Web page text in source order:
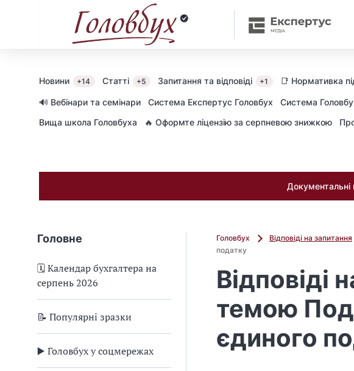
Новини +14 Статті +5 Запитання та відповіді +1 📑 Нормативка
🔊 Вебінари та семінари Cистема Експертус Головбух Система
Вища школа Головбуха
🔥 Оформте ліцензію за серпневою знижкою
Головне
🗓️ Календар бухгалтера на
серпень 2026
📝 Популярні зразки
▶️ Головбух у соцмережах
Головбух Відповіді на запитання
податку
Відповіді
темою
єдиного